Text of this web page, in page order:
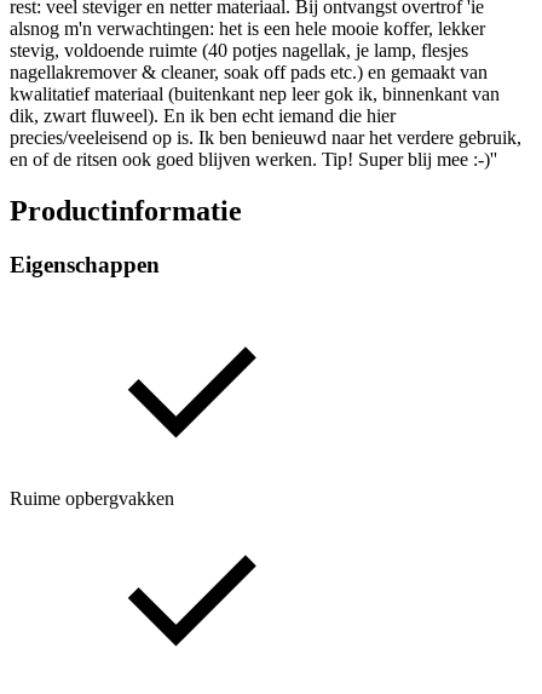
rest: veel steviger en netter materiaal. Bij ontvangst overtrof 'ie
alsnog m'n verwachtingen: het is een hele mooie koffer, lekker
stevig, voldoende ruimte (40 potjes nagellak, je lamp, flesjes
nagellakremover & cleaner, soak off pads etc.) en gemaakt van
kwalitatief materiaal (buitenkant nep leer gok ik, binnenkant van
dik, zwart fluweel). En ik ben echt iemand die hier
precies/veeleisend op is. Ik ben benieuwd naar het verdere gebruik,
en of de ritsen ook goed blijven werken. Tip! Super blij mee :-)''
Productinformatie
Eigenschappen
Ruime opbergvakken